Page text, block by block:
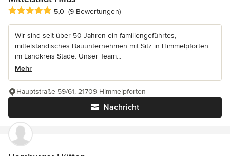
Durchschnittliche Bewertung: 5 von 5 Sternen
5,0 (9 Bewertungen)
Wir sind seit über 50 Jahren ein familiengeführtes,
mittelständisches Bauunternehmen mit Sitz in Himmelpforten
im Landkreis Stade. Unser Team...
Mehr
Nachricht
Hauptstraße 59/61, 21709 Himmelpforten